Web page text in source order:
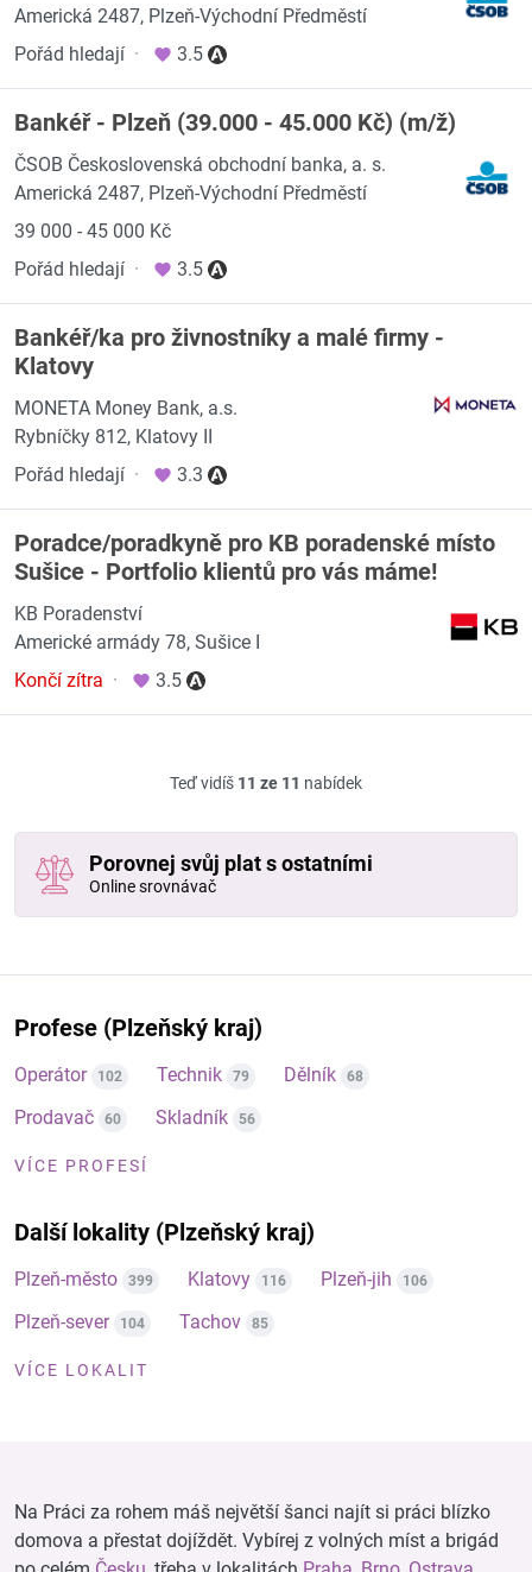
Americká 2487, Plzeň-Východní Předměstí
Pořád hledají · 3.5
Bankéř - Plzeň (39.000 - 45.000 Kč) (m/ž)
ČSOB Československá obchodní banka, a. s.
Americká 2487, Plzeň-Východní Předměstí
39 000 - 45 000 Kč
Pořád hledají · 3.5
Bankéř/ka pro živnostníky a malé firmy -
Klatovy
MONETA Money Bank, a.s.
Rybníčky 812, Klatovy II
Pořád hledají · 3.3
Poradce/poradkyně pro KB poradenské místo
Sušice - Portfolio klientů pro vás máme!
KB Poradenství
Americké armády 78, Sušice I
Končí zítra · 3.5
Teď vidíš 11 ze 11 nabídek
Porovnej svůj plat s ostatními
Online srovnávač
Profese (Plzeňský kraj)
Operátor 102 Technik 79 Dělník 68
Prodavač 60 Skladník 56
VÍCE PROFESÍ
Další lokality (Plzeňský kraj)
Plzeň-město 399 Klatovy 116 Plzeň-jih 106
Plzeň-sever 104 Tachov 85
VÍCE LOKALIT
Na Práci za rohem máš největší šanci najít si práci blízko
domova a přestat dojíždět. Vybírej z volných míst a brigád